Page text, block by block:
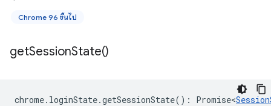
Chrome 96 ขึ้นไป
getSessionState()
chrome. loginState.getSessionState() : Promise<